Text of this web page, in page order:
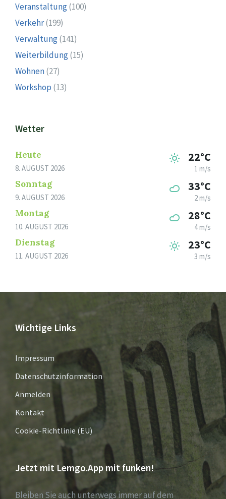
Veranstaltung(100)
Verkehr(199)
Verwaltung(141)
Weiterbildung(15)
Wohnen(27)
Workshop (13)
Wetter
Heute
8. AUGUST 2026
22°C
1 m/s
Sonntag
9. AUGUST 2026
33°C
2 m/s
Montag
10. AUGUST 2026
28°C
4 m/s
Dienstag
11. AUGUST 2026
23°C
3 m/s
Wichtige Links
Impressum
Datenschutzinformation
Anmelden
Kontakt
Cookie-Richtlinie (EU)
Jetzt mit Lemgo.App mit funken!
Bleiben Sie auch unterwegs immer auf dem